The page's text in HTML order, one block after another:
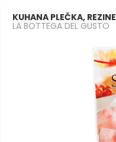
KUHANA PLEČKA, REZINE
LA BOTTEGA DEL GUSTO